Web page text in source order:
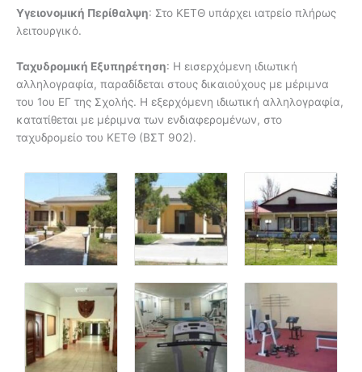
Υγειονομική Περίθαλψη: Στο ΚΕΤΘ υπάρχει ιατρείο πλήρως
λειτουργικό.
Ταχυδρομική Εξυπηρέτηση: Η εισερχόμενη ιδιωτική
αλληλογραφία, παραδίδεται στους δικαιούχους με μέριμνα
του 1ου ΕΓ της Σχολής. Η εξερχόμενη ιδιωτική αλληλογραφία,
κατατίθεται με μέριμνα των ενδιαφερομένων, στο
ταχυδρομείο του ΚΕΤΘ (ΒΣΤ 902).